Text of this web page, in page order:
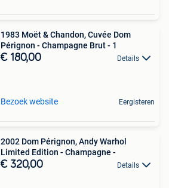
1983 Moët & Chandon, Cuvée Dom
Pérignon - Champagne Brut - 1
€ 180,00 Details
Bezoek website Eergisteren
2002 Dom Pérignon, Andy Warhol
Limited Edition - Champagne -
€ 320,00 Details